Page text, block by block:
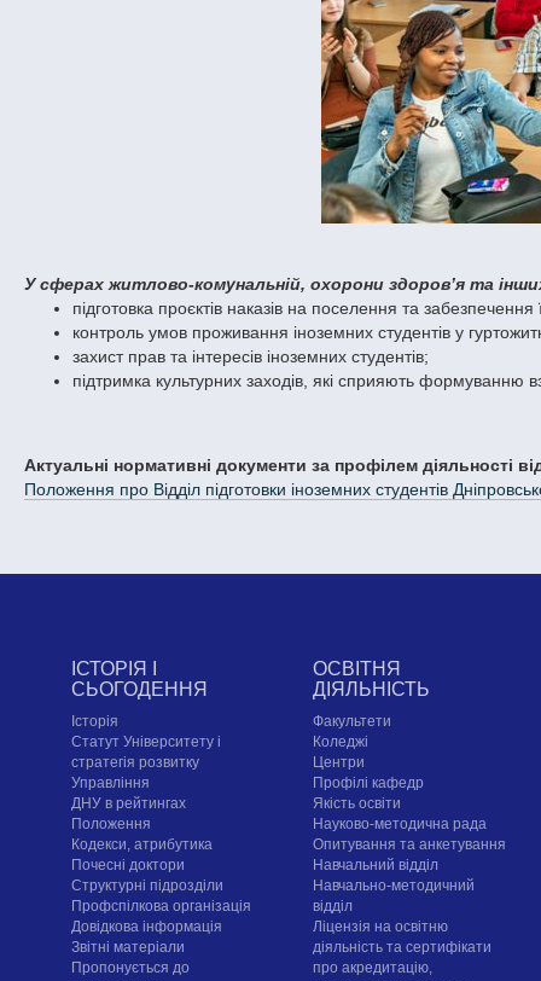
У сферах житлово-комунальній, охорони здоров’я та
підготовка проєктів наказів на поселення та
контроль умов проживання іноземних студентів у
захист прав та інтересів іноземних студентів;
підтримка культурних заходів, які сприяють формуванню
Актуальні нормативні документи за профілем діяльності
Положення про Відділ підготовки іноземних студентів
ІСТОРІЯ І
СЬОГОДЕННЯ
Історія
Статут Університету і
стратегія розвитку
Управління
ДНУ в рейтингах
Положення
Кодекси, атрибутика
Почесні доктори
Структурні підрозділи
Профспілкова організація
Довідкова інформація
Звітні матеріали
Пропонується до
ОСВІТНЯ
ДІЯЛЬНІСТЬ
Факультети
Коледжі
Центри
Профілі кафедр
Якість освіти
Науково-методична рада
Опитування та анкетування
Навчальний відділ
Навчально-методичний
відділ
Ліцензія на освітню
діяльність та сертифікати
про акредитацію,